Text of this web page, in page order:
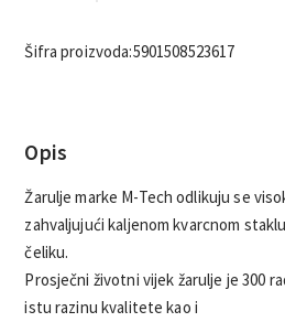
Šifra proizvoda:5901508523617
Opis
Žarulje marke M-Tech odlikuju se
zahvaljujući kaljenom kvarcnom
čeliku.
Prosječni životni vijek žarulje je 300
istu razinu kvalitete kao i